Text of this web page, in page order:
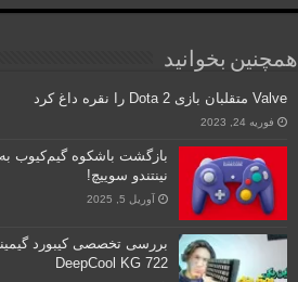
همچنین بخوانید
Valve متقلبان بازی Dota 2 را نقره داغ کرد
فوریه 24, 2023
بازگشت باشکوه گیم‌کیوب
نینتندو سوییچ!
آوریل 5, 2025
بررسی تخصصی کیبورد
DeepCool KG 722